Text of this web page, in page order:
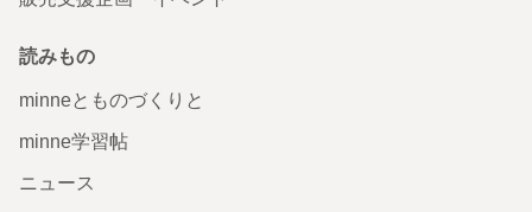
読みもの
minneとものづくりと
minne学習帖
ニュース